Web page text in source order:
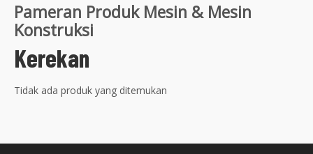
Pameran Produk Mesin & Mesin
Konstruksi
Kerekan
Tidak ada produk yang ditemukan